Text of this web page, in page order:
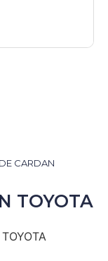
CARDAN
TOYOTA